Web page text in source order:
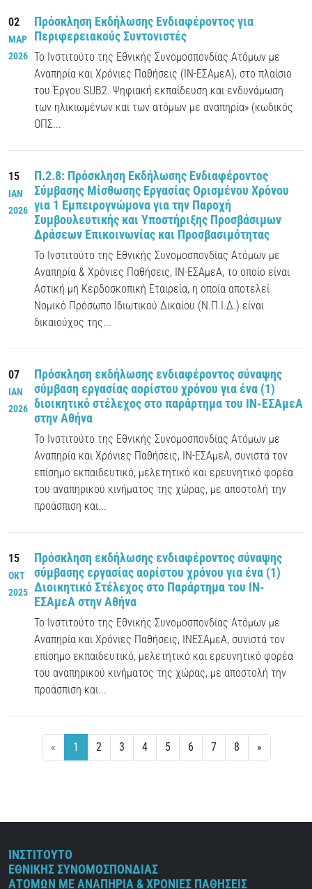
02
ΜΑΡ
2026
Πρόσκληση Εκδήλωσης Ενδιαφέροντος για
Περιφερειακούς Συντονιστές
Το Ινστιτούτο της Εθνικής Συνομοσπονδίας Ατόμων με
Αναπηρία και Χρόνιες Παθήσεις (ΙΝ-ΕΣΑμεΑ), στο πλαίσιο
του Έργου SUB2. Ψηφιακή εκπαίδευση και ενδυνάμωση
των ηλικιωμένων και των ατόμων με αναπηρία» (κωδικός
ΟΠΣ...
15
ΙΑΝ
2026
Π.2.8: Πρόσκληση Εκδήλωσης Ενδιαφέροντος
Σύμβασης Μίσθωσης Εργασίας Ορισμένου Χρόνου
για 1 Εμπειρογνώμονα για την Παροχή
Συμβουλευτικής και Υποστήριξης Προσβάσιμων
Δράσεων Επικοινωνίας και Προσβασιμότητας
Το Ινστιτούτο της Εθνικής Συνομοσπονδίας Ατόμων με
Αναπηρία & Χρόνιες Παθήσεις, ΙΝ-ΕΣΑμεΑ, το οποίο είναι
Αστική μη Κερδοσκοπική Εταιρεία, η οποία αποτελεί
Νομικό Πρόσωπο Ιδιωτικού Δικαίου (Ν.Π.Ι.Δ.) είναι
δικαιούχος της...
07
ΙΑΝ
2026
Πρόσκληση εκδήλωσης ενδιαφέροντος σύναψης
σύμβαση εργασίας αορίστου χρόνου για ένα (1)
διοικητικό στέλεχος στο παράρτημα του ΙΝ-ΕΣΑμεΑ
στην Αθήνα
Το Ινστιτούτο της Εθνικής Συνομοσπονδίας Ατόμων με
Αναπηρία και Χρόνιες Παθήσεις, ΙΝ-ΕΣΑμεΑ, συνιστά τον
επίσημο εκπαιδευτικό, μελετητικό και ερευνητικό φορέα
του αναπηρικού κινήματος της χώρας, με αποστολή την
προάσπιση και...
15
ΟΚΤ
2025
Πρόσκληση εκδήλωσης ενδιαφέροντος σύναψης
σύμβασης εργασίας αορίστου χρόνου για ένα (1)
Διοικητικό Στέλεχος στο Παράρτημα του ΙΝ-
ΕΣΑμεΑ στην Αθήνα
Το Ινστιτούτο της Εθνικής Συνομοσπονδίας Ατόμων με
Αναπηρία και Χρόνιες Παθήσεις, ΙΝΕΣΑμεΑ, συνιστά τον
επίσημο εκπαιδευτικό, μελετητικό και ερευνητικό φορέα
του αναπηρικού κινήματος της χώρας, με αποστολή την
προάσπιση και...
« 1 2 3 4 5 6 7 8 »
ΙΝΣΤΙΤΟΥΤΟ
ΕΘΝΙΚΗΣ ΣΥΝΟΜΟΣΠΟΝΔΙΑΣ
ΑΤΟΜΩΝ ΜΕ ΑΝΑΠΗΡΙΑ & ΧΡΟΝΙΕΣ ΠΑΘΗΣΕΙΣ